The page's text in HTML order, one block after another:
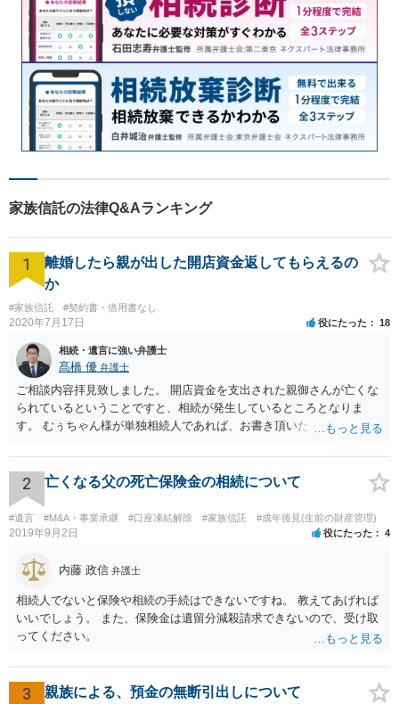
家族信託の法律Q&Aランキング
1
離婚したら親が出した開店資金返してもらえるの
か
#家族信託 #契約書・借用書なし
2020年7月17日 役にたった 18
相続・遺言に強い弁護士
髙橋 優 弁護士
ご相談内容拝見致しました。 開店資金を支出された親御さんが亡くな
られているということですと、相続が発生しているところとなりま
す。 むぅちゃん様が単独相続人であれば、お書き頂いたような方法で
相続人おられるということであれば、他の相続人との協議が必要とな
るところです。 また、当該点とは別にご主人から貸付ではなく贈与で
あると主張される可能性がございます。 その場合には、貸付であるこ
とを伺わせる事情をどれだけ積み重ねることが出来るか、というとこ
ろとなります。 返済の事実や、返済を約束するメール等です。 金額の
おく方が宜しいかと思います。 緊急という訳ではないかと思います
が、事前準備が早い方が有効な手段が増える傾向にありますので、早
目に弁護士を入れられることを御検討頂くと良いかと思います。
2 亡くなる父の死亡保険金の相続について
#遺言 #M&A・事業承継 #口座凍結解除 #家族信託 #成年後見(生前の財産管理)
2019年9月2日 役にたった 4
内藤 政信 弁護士
相続人でないと保険や相続の手続はできないですね。 教えてあげれば
いいでしょう。 また、保険金は遺留分減殺請求できないので、受け取
ってください。
3 親族による、預金の無断引出しについて